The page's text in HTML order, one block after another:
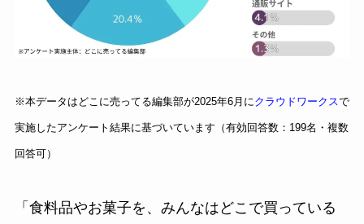
※本データはどこに売ってる編集部が2025年6月にクラウドワークスで
実施したアンケート結果に基づいています（有効回答数：199名・複数
回答可）
「食料品やお菓子を、みんなはどこで買っている